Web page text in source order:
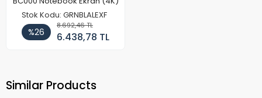
Stok Kodu: GRNBLALEXF
%26
8.692,46 TL
6.438,78 TL
Similar Products